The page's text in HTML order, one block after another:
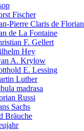
Fischer
Pierre Claris de Florian
de La Fontaine
F. Gellert
Hey
A. Krylow
E. Lessing
Luther
madrasa
Russi
Sachs
Bräuche